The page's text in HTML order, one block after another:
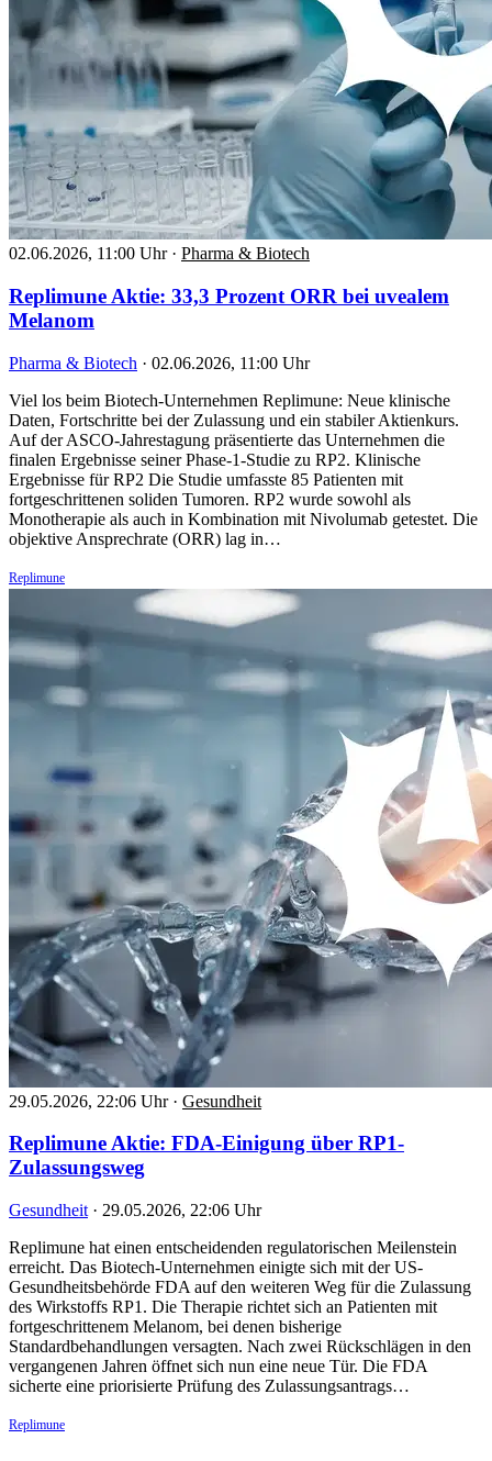
02.06.2026, 11:00 Uhr · Pharma & Biotech
Replimune Aktie: 33,3 Prozent ORR bei uvealem
Melanom
Pharma & Biotech · 02.06.2026, 11:00 Uhr
Viel los beim Biotech-Unternehmen Replimune: Neue klinische
Daten, Fortschritte bei der Zulassung und ein stabiler Aktienkurs.
Auf der ASCO-Jahrestagung präsentierte das Unternehmen die
finalen Ergebnisse seiner Phase-1-Studie zu RP2. Klinische
Ergebnisse für RP2 Die Studie umfasste 85 Patienten mit
fortgeschrittenen soliden Tumoren. RP2 wurde sowohl als
Monotherapie als auch in Kombination mit Nivolumab getestet. Die
objektive Ansprechrate (ORR) lag in…
Replimune
29.05.2026, 22:06 Uhr · Gesundheit
Replimune Aktie: FDA-Einigung über RP1-
Zulassungsweg
Gesundheit · 29.05.2026, 22:06 Uhr
Replimune hat einen entscheidenden regulatorischen Meilenstein
erreicht. Das Biotech-Unternehmen einigte sich mit der US-
Gesundheitsbehörde FDA auf den weiteren Weg für die Zulassung
des Wirkstoffs RP1. Die Therapie richtet sich an Patienten mit
fortgeschrittenem Melanom, bei denen bisherige
Standardbehandlungen versagten. Nach zwei Rückschlägen in den
vergangenen Jahren öffnet sich nun eine neue Tür. Die FDA
sicherte eine priorisierte Prüfung des Zulassungsantrags…
Replimune